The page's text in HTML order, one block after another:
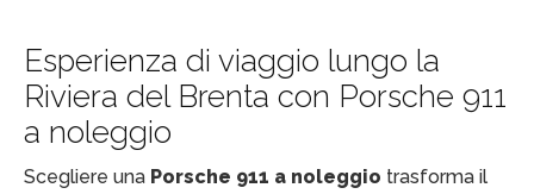
Esperienza di viaggio lungo la
Riviera del Brenta con Porsche 911
a noleggio
Scegliere una Porsche 911 a noleggio trasforma il